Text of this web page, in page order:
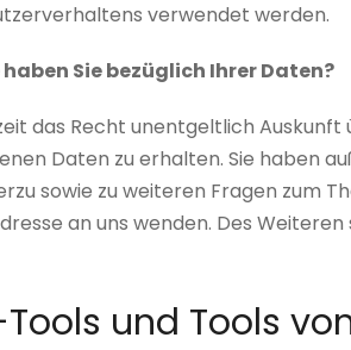
verwendet werden.
Sie bezüglich Ihrer Daten?
das Recht unentgeltlich
Daten zu erhalten. Sie haben
sowie zu weiteren Fragen zum
an uns wenden. Des
und Tools